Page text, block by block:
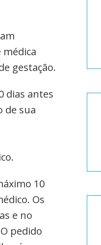
gestação.
dias antes
de sua
10
Os
e no
pedido